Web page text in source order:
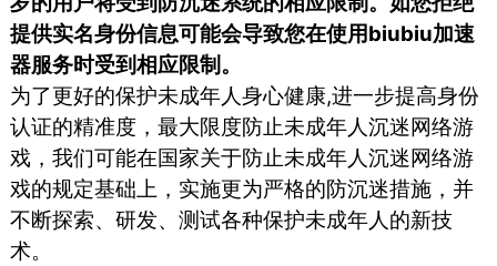
提供实名身份信息可能会导致您在使用biubiu加速
器服务时受到相应限制。
为了更好的保护未成年人身心健康,进一步提高身份
认证的精准度，最大限度防止未成年人沉迷网络游
戏，我们可能在国家关于防止未成年人沉迷网络游
戏的规定基础上，实施更为严格的防沉迷措施，并
不断探索、研发、测试各种保护未成年人的新技
术。